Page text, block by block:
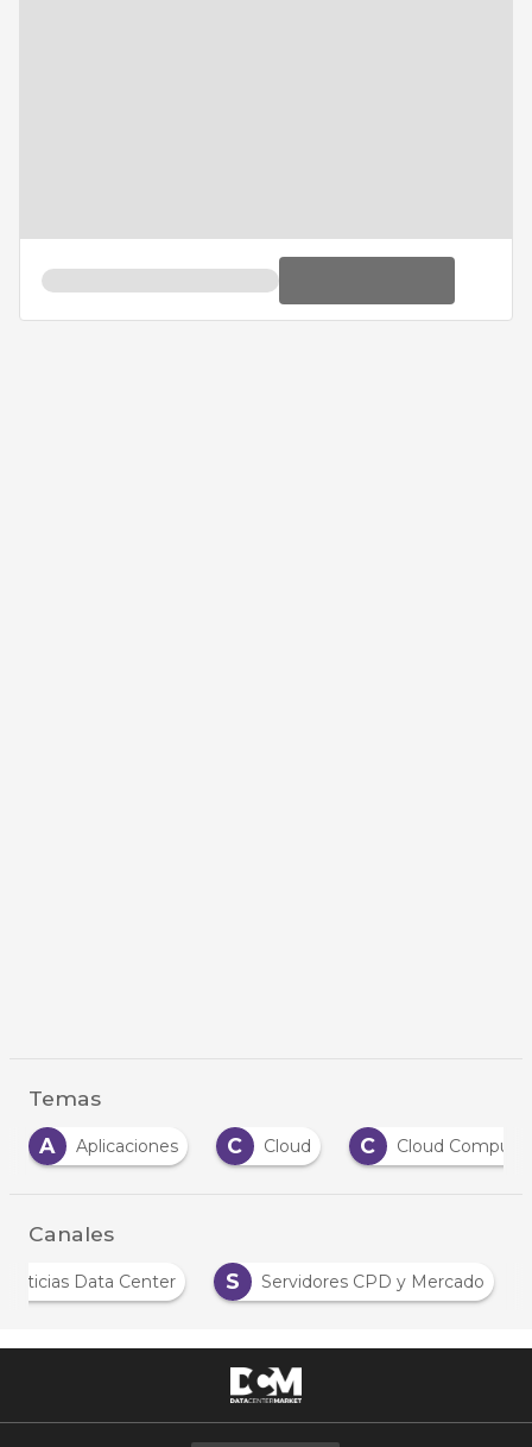
Temas
A
Aplicaciones C Cloud C Cloud
Canales
Noticias Data Center S Servidores CPD y Mercado